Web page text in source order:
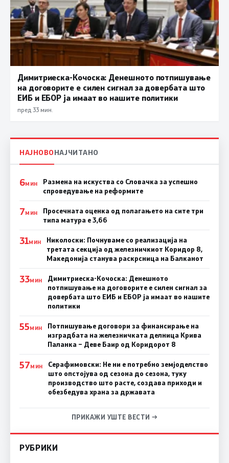
Димитриеска-Кочоска: Денешното потпишување
на договорите е силен сигнал за довербата што
ЕИБ и ЕБОР ја имаат во нашите политики
пред 33 мин.
НАЈНОВОНАЈЧИТАНО
6МИН
Размена на искуства со Словачка за успешно
спроведување на реформите
7МИН
Просечната оценка од полагањето на сите три
типа матура е 3,66
31МИН
Николоски: Почнуваме со реализација на
третата секција од железничкиот Коридор 8,
Македонија станува раскрсница на Балканот
33МИН
Димитриеска-Кочоска: Денешното
потпишување на договорите е силен сигнал за
довербата што ЕИБ и ЕБОР ја имаат во нашите
политики
55МИН
Потпишување договори за финансирање на
изградбата на железничката делница Крива
Паланка – Деве Баир од Коридорот 8
57МИН
Серафимовски: Не ни е потребно земјоделство
што опстојува од сезона до сезона, туку
производство што расте, создава приходи и
обезбедува храна за државата
ПРИКАЖИ УШТЕ ВЕСТИ →
РУБРИКИ